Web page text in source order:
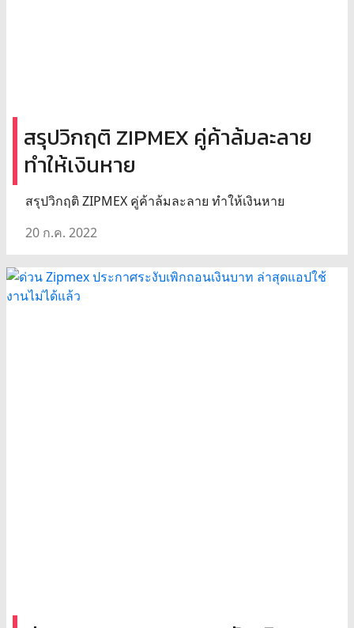
สรุปวิกฤติ ZIPMEX คู่ค้าล้มละลาย
ทำให้เงินหาย
สรุปวิกฤติ ZIPMEX คู่ค้าล้มละลาย ทำให้เงินหาย
20 ก.ค. 2022